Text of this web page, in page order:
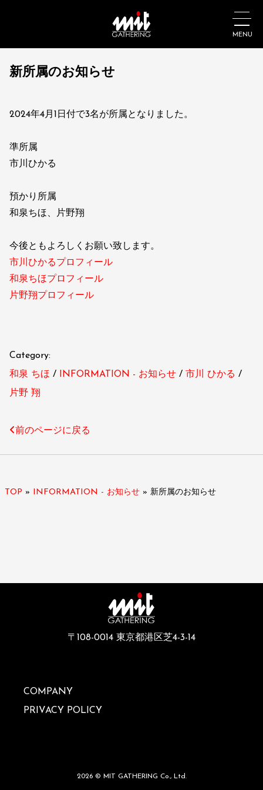
MENU
新所属のお知らせ
2024年4月1日付で3名が所属となりました。
準所属
市川ひかる
預かり所属
和泉ちほ、片野翔
今後ともよろしくお願い致します。
市川ひかるプロフィール
和泉ちほプロフィール
片野翔プロフィール
Category:
和泉 ちほ
INFORMATION - お知らせ
市川 ひかる
片野 翔
前のページに戻る
TOP » INFORMATION - お知らせ » 新所属のお知らせ
〒108-0014 東京都港区芝4-3-14
COMPANY
PRIVACY POLICY
2026 © MIT GATHERING Co., Ltd.